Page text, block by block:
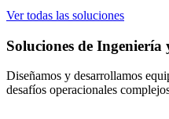
Ver todas las soluciones
y Fabricación
y soluciones a medida para